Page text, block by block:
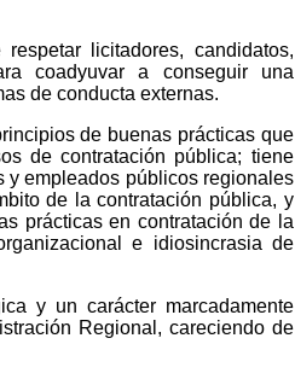
licitadores, candidatos,
coadyuvar a conseguir una
de conducta externas.
de buenas prácticas que
de contratación pública; tiene
y empleados públicos regionales
de la contratación pública, y
prácticas en contratación de la
e idiosincrasia de
y un carácter marcadamente
Regional, careciendo de